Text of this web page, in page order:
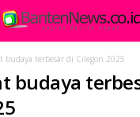
budaya terbesar di Cilegon 2025
budaya